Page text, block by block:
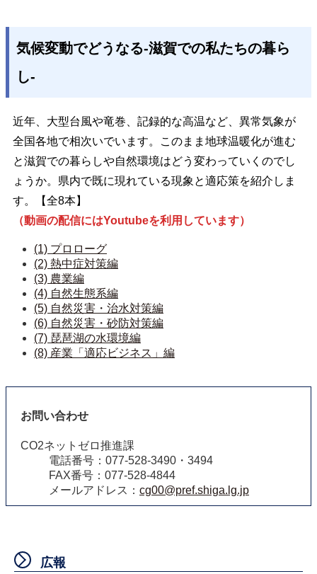
気候変動でどうなる-滋賀での私たちの暮ら
し-
近年、大型台風や竜巻、記録的な高温など、異常気象が
全国各地で相次いでいます。このまま地球温暖化が進む
と滋賀での暮らしや自然環境はどう変わっていくのでし
ょうか。県内で既に現れている現象と適応策を紹介しま
す。【全8本】
（動画の配信にはYoutubeを利用しています）
(1) プロローグ
(2) 熱中症対策編
(3) 農業編
(4) 自然生態系編
(5) 自然災害・治水対策編
(6) 自然災害・砂防対策編
(7) 琵琶湖の水環境編
(8) 産業「適応ビジネス」編
お問い合わせ
CO2ネットゼロ推進課
電話番号：077-528-3490・3494
FAX番号：077-528-4844
メールアドレス： cg00@pref.shiga.lg.jp
広報